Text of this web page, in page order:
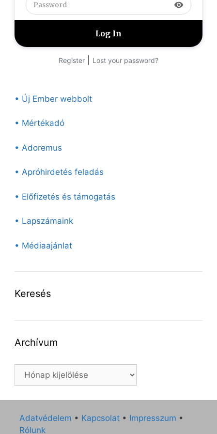
visibility
Register Lost your password?
• Új Ember webbolt
• Mértékadó
• Adoremus
• Apróhirdetés feladás
• Előfizetés és támogatás
• Lapszámaink
• Médiaajánlat
Keresés
Archívum
Archívum
Adatvédelem • Kapcsolat • Impresszum •
Rólunk